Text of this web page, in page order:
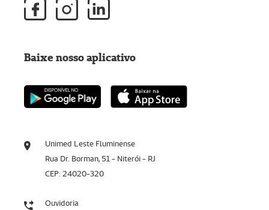
Unimed Leste Fluminense
Rua Dr. Borman, 51 - Niterói - RJ
CEP: 24020-320
Ouvidoria
Baixe nosso aplicativo